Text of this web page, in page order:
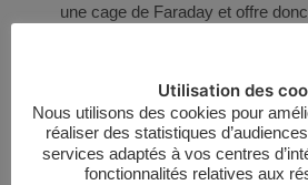
une cage de Faraday et offre
Partez l’esprit tranquille avec
Maintenant que vous connaissez les
Utilisation des
Nous utilisons des cookies pour
réaliser des statistiques
services adaptés à vos centres
fonctionnalités relatives aux